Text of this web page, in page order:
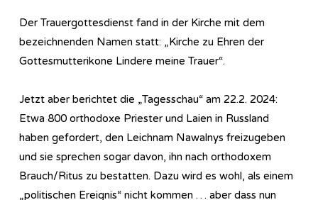
Der Trauergottesdienst fand in der Kirche mit dem
bezeichnenden Namen statt: „Kirche zu Ehren der
Gottesmutterikone Lindere meine Trauer“.
Jetzt aber berichtet die „Tagesschau“ am 22.2. 2024:
Etwa 800 orthodoxe Priester und Laien in Russland
haben gefordert, den Leichnam Nawalnys freizugeben
und sie sprechen sogar davon, ihn nach orthodoxem
Brauch/Ritus zu bestatten. Dazu wird es wohl, als einem
„politischen Ereignis“ nicht kommen … aber dass nun